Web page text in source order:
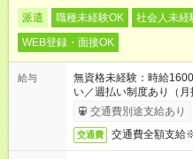
派遣 職種未経験OK 社会人未経
WEB登録・面接OK
給与
無資格未経験：時給
い／週払い制度あり（
完了次第のお支払いとな
交通費別途支給あり
交通費 交通費全額支給